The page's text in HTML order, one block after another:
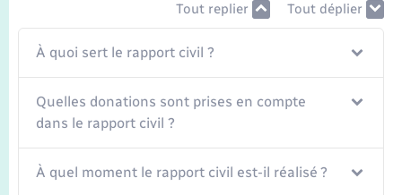
Transports
Voirie et espace public
Tout replier Tout déplier
À quoi sert le rapport civil ?
Quelles donations sont prises en compte
dans le rapport civil ?
À quel moment le rapport civil est-il réalisé ?